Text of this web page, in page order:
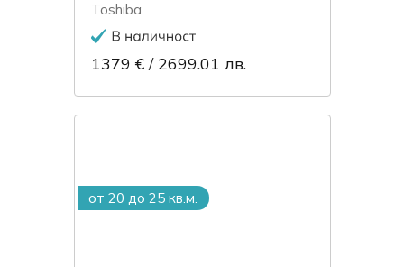
Toshiba
1379 € /2699.01 лв.
от 20 до 25 кв.м.